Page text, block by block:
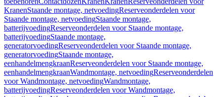
KranenStaande montage, netvoedingReserveonderdelen voor
Staande montage, netvoedingStaande montage,
batterijvoedingReserveonderdelen voor Staande montage,
batterijvoedingStaande montage,
generatorvoedingReserveonderdelen voor Staande montage,
generatorvoedingStaande montage,
eenhandelmengkraanReserveonderdelen voor Staande montage,
eenhandelmengkraanWandmontage, netvoedingReserveonderdelen
voor Wandmontage, netvoedingWandmontage,
batterijvoedingReserveonderdelen voor Wandmontage,